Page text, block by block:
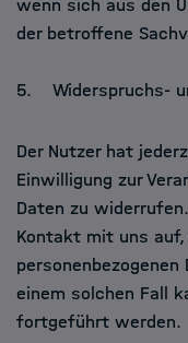
wenn sich aus den
der betroffene
5. Widerspruchs-
Der Nutzer hat
Einwilligung zur
Daten zu
Kontakt mit uns auf,
einem solchen Fall
fortgeführt werden.